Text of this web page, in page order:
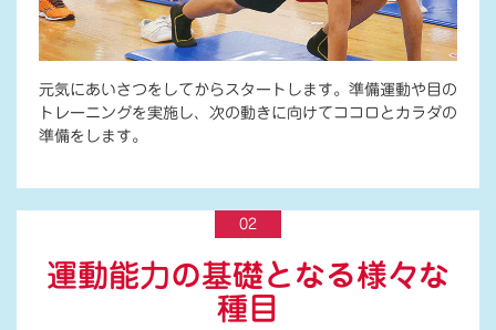
元気にあいさつをしてからスタートします。準備運動や目の
トレーニングを実施し、次の動きに向けてココロとカラダの
準備をします。
02
運動能力の基礎となる様々な
種目